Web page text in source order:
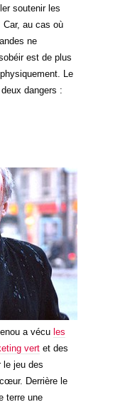
soutenir les
Car, au cas où
ne
est de plus
Le
dangers :
a vécu les
vert et des
le jeu des
Derrière le
terre une